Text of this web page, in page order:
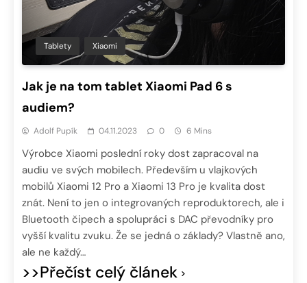
Tablety Xiaomi
Jak je na tom tablet Xiaomi Pad 6 s
audiem?
Adolf Pupík 04.11.2023 0 6 Mins
Výrobce Xiaomi poslední roky dost zapracoval na
audiu ve svých mobilech. Především u vlajkových
mobilů Xiaomi 12 Pro a Xiaomi 13 Pro je kvalita dost
znát. Není to jen o integrovaných reproduktorech, ale i
Bluetooth čipech a spolupráci s DAC převodníky pro
vyšší kvalitu zvuku. Že se jedná o základy? Vlastně ano,
ale ne každý…
>>Přečíst celý článek